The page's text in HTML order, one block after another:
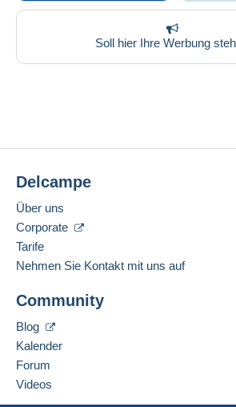
Soll hier Ihre Werbung
Delcampe
Über uns
Corporate
Tarife
Nehmen Sie Kontakt mit uns auf
Community
Blog
Kalender
Forum
Videos